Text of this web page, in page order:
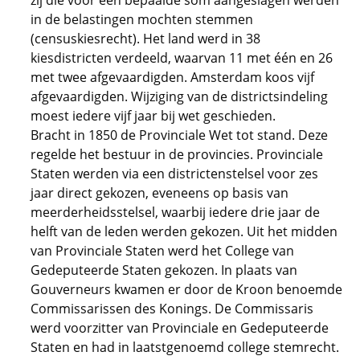
in de belastingen mochten stemmen
(censuskiesrecht). Het land werd in 38
kiesdistricten verdeeld, waarvan 11 met één en 26
met twee afgevaardigden. Amsterdam koos vijf
afgevaardigden. Wijziging van de districtsindeling
moest iedere vijf jaar bij wet geschieden.
Bracht in 1850 de Provinciale Wet tot stand. Deze
regelde het bestuur in de provincies. Provinciale
Staten werden via een districtenstelsel voor zes
jaar direct gekozen, eveneens op basis van
meerderheidsstelsel, waarbij iedere drie jaar de
helft van de leden werden gekozen. Uit het midden
van Provinciale Staten werd het College van
Gedeputeerde Staten gekozen. In plaats van
Gouverneurs kwamen er door de Kroon benoemde
Commissarissen des Konings. De Commissaris
werd voorzitter van Provinciale en Gedeputeerde
Staten en had in laatstgenoemd college stemrecht.